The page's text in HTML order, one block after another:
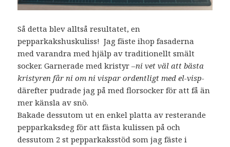
Så detta blev alltså resultatet, en
pepparkakshuskuliss! Jag fäste ihop fasaderna
med varandra med hjälp av traditionellt smält
socker. Garnerade med kristyr –ni vet väl att bästa
kristyren får ni om ni vispar ordentligt med el-visp-
därefter pudrade jag på med florsocker för att få än
mer känsla av snö.
Bakade dessutom ut en enkel platta av resterande
pepparkaksdeg för att fästa kulissen på och
dessutom 2 st pepparkaksstöd som jag fäste i